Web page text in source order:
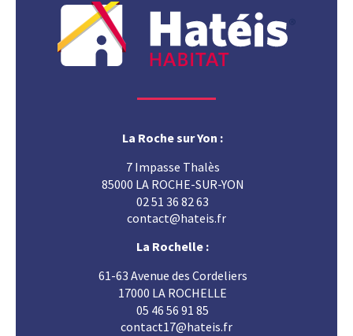
La Roche sur Yon :
7 Impasse Thalès
85000 LA ROCHE-SUR-YON
02 51 36 82 63
contact@hateis.fr
La Rochelle :
61-63 Avenue des Cordeliers
17000 LA ROCHELLE
05 46 56 91 85
contact17@hateis.fr